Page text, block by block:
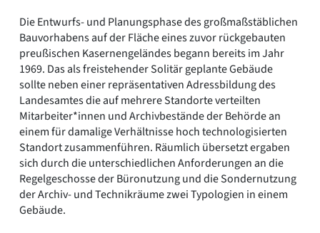
Die Entwurfs- und Planungsphase des großmaßstäblichen
Bauvorhabens auf der Fläche eines zuvor rückgebauten
preußischen Kasernengeländes begann bereits im Jahr
1969. Das als freistehender Solitär geplante Gebäude
sollte neben einer repräsentativen Adressbildung des
Landesamtes die auf mehrere Standorte verteilten
Mitarbeiter*innen und Archivbestände der Behörde an
einem für damalige Verhältnisse hoch technologisierten
Standort zusammenführen. Räumlich übersetzt ergaben
sich durch die unterschiedlichen Anforderungen an die
Regelgeschosse der Büronutzung und die Sondernutzung
der Archiv- und Technikräume zwei Typologien in einem
Gebäude.